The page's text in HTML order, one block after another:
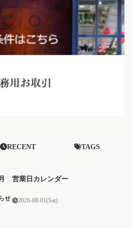
RECENT TAGS
営業日カレンダー
せ 2026-08-01(Sat)